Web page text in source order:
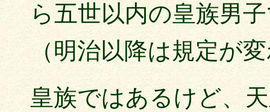
ら五世以内の皇族男
（明治以降は規定が
皇族ではあるけど、